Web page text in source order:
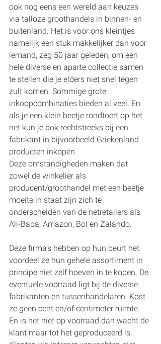
ook nog eens een wereld aan keuzes
via talloze groothandels in binnen- en
buitenland. Het is voor ons kleintjes
namelijk een stuk makkelijker dan voor
iemand, zeg 50 jaar geleden, om een
hele diverse en aparte collectie samen
te stellen die je elders niet snel tegen
zult komen. Sommige grote
inkoopcombinaties bieden al veel. En
als je een klein beetje rondtoert op het
net kun je ook rechtstreeks bij een
fabrikant in bijvoorbeeld Griekenland
producten inkopen.
Deze omstandigheden maken dat
zowel de winkelier als
producent/groothandel met een beetje
moeite in staat zijn zich te
onderscheiden van de netretailers als
Ali-Baba, Amazon, Bol en Zalando.
Deze firma’s hebben op hun beurt het
voordeel ze hun gehele assortiment in
principe niet zelf hoeven in te kopen. De
eventuele voorraad ligt bij de diverse
fabrikanten en tussenhandelaren. Kost
ze geen cent en/of centimeter ruimte.
En is het niet op voorraad dan wacht de
klant maar tot het geproduceerd is.